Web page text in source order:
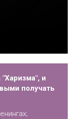
и
получать